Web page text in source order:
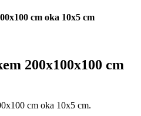
cm oka 10x5 cm
200x100x100 cm
cm oka 10x5 cm.